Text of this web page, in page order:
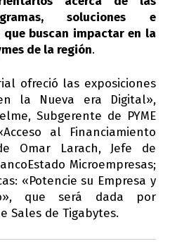
soluciones e
buscan impactar en la
de la región.
ofreció las exposiciones
la Nueva era Digital»,
Subgerente de PYME
al Financiamiento
Omar Larach, Jefe de
Microempresas;
«Potencie su Empresa y
que será dada por
Sales de Tigabytes.